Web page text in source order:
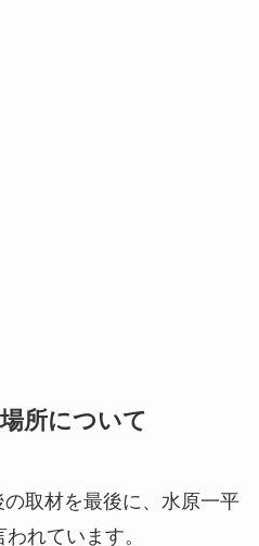
所について
取材を最後に、水原一平
われています。